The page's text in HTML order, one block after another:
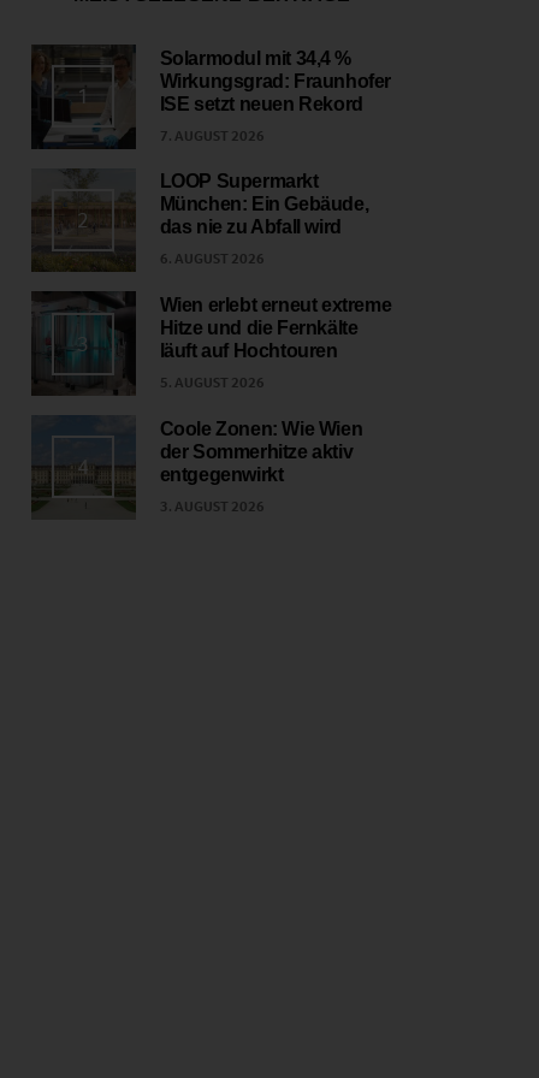
1
Solarmodul mit 34,4 %
Wirkungsgrad: Fraunhofer
ISE setzt neuen Rekord
7. AUGUST 2026
2
LOOP Supermarkt
München: Ein Gebäude,
das nie zu Abfall wird
6. AUGUST 2026
3
Wien erlebt erneut extreme
Hitze und die Fernkälte
läuft auf Hochtouren
5. AUGUST 2026
4
Coole Zonen: Wie Wien
der Sommerhitze aktiv
entgegenwirkt
3. AUGUST 2026